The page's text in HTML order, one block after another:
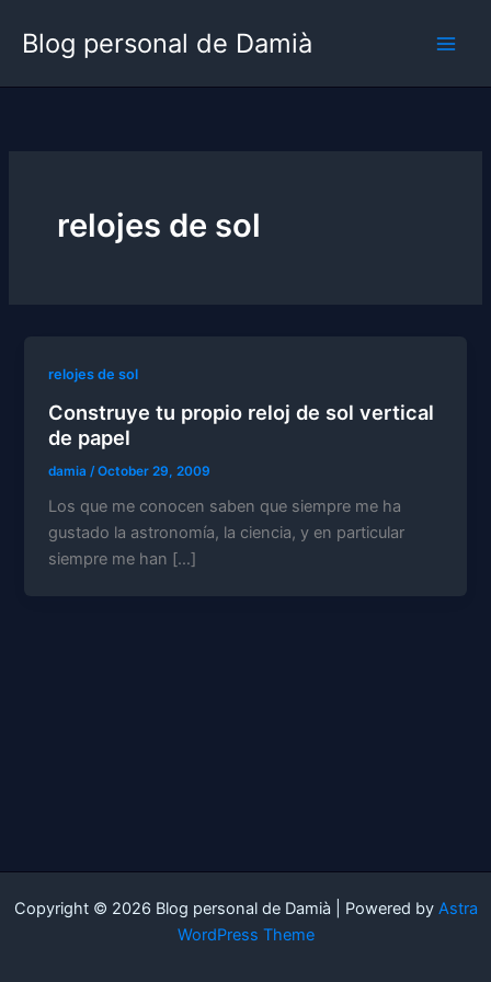
Blog personal de Damià
relojes de sol
relojes de sol
Construye tu propio reloj de sol vertical
de papel
damia /October 29, 2009
Los que me conocen saben que siempre me ha
gustado la astronomía, la ciencia, y en particular
siempre me han […]
Copyright © 2026 Blog personal de Damià | Powered by Astra
WordPress Theme